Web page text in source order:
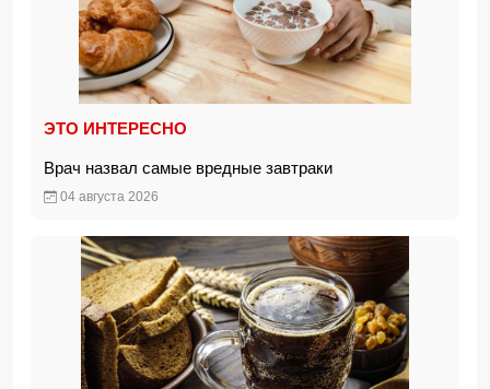
ЭТО ИНТЕРЕСНО
Врач назвал самые вредные завтраки
04 августа 2026